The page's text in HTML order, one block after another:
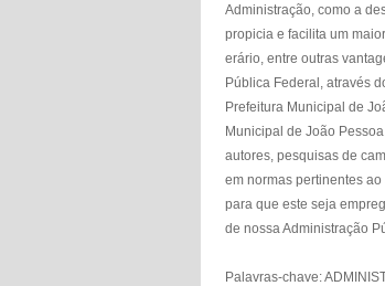
Administração, como a
propicia e facilita um
erário, entre outras
Pública Federal, através
Prefeitura Municipal de
Municipal de João
autores, pesquisas de
em normas pertinentes
para que este seja
de nossa Administração
Palavras-chave: